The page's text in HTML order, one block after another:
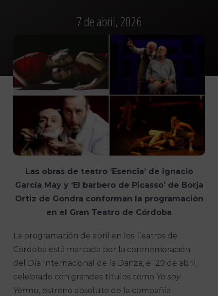
7 de abril, 2026
Las obras de teatro ‘Esencia’ de Ignacio
García May y ‘El barbero de Picasso’ de Borja
Ortiz de Gondra conforman la programación
en el Gran Teatro de Córdoba
La programación de abril en los Teatros de
Córdoba está marcada por la conmemoración
del Día Internacional de la Danza, el 29 de abril,
celebrado con grandes títulos como Yo soy
Yerma, estreno absoluto de la compañía